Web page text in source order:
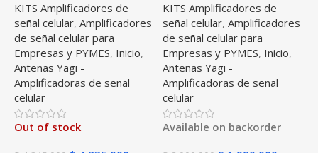
Repetidor Redes 4GLTE
Todo Operador
KITS Amplificadores de
señal celular, Amplificadores
de señal celular para
Empresas y PYMES, Inicio,
Antenas Yagi -
Amplificadoras de señal
celular
Out of stock
Room Repetidor Redes
4GLTE
KITS Amplificadores de
señal celular, Amplificadores
de señal celular para
Empresas y PYMES, Inicio,
Antenas Yagi -
Amplificadoras de señal
celular
Available on backorder